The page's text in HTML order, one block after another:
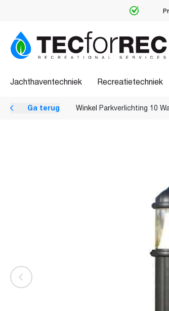
Gespecialiseerd in recreatietechniek
Jachthaventechniek Recreatietechniek
Ga terug Winkel Parkverlichting 10